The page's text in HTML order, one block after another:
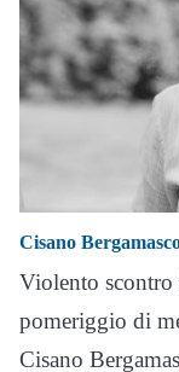
Cisano
Violento scontro
pomeriggio di
Cisano